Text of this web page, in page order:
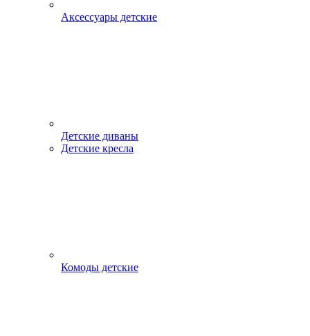
Аксессуары детские
Детские диваны
Детские кресла
Комоды детские